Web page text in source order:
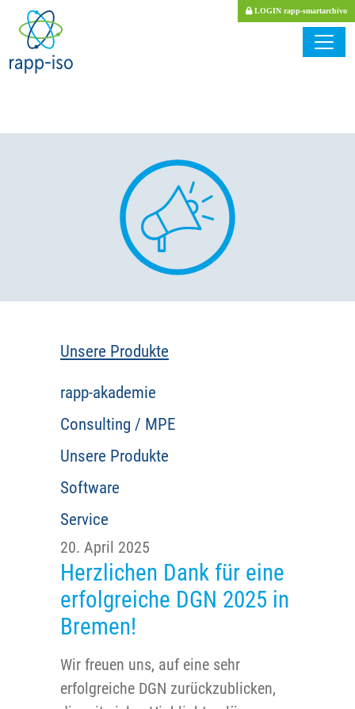
LOGIN rapp-smartarchivo
Unsere Produkte
rapp-akademie
Consulting / MPE
Unsere Produkte
Software
Service
20. April 2025
Herzlichen Dank für eine
erfolgreiche DGN 2025 in
Bremen!
Wir freuen uns, auf eine sehr
erfolgreiche DGN zurückzublicken,